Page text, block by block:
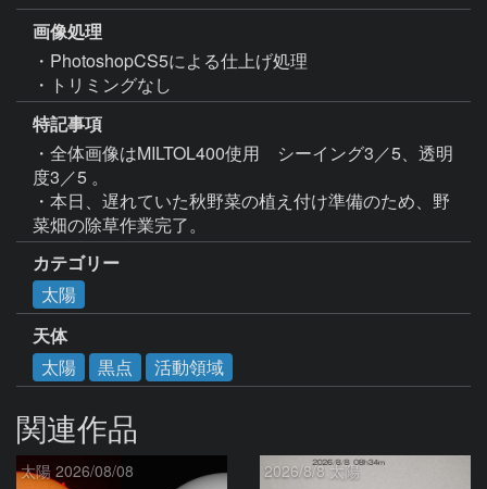
画像処理
・PhotoshopCS5による仕上げ処理
・トリミングなし
特記事項
・全体画像はMILTOL400使用　シーイング3／5、透明
度3／5 。
・本日、遅れていた秋野菜の植え付け準備のため、野
菜畑の除草作業完了。
カテゴリー
太陽
天体
太陽
黒点 活動領域
関連作品
太陽 2026/08/08 2026/8/8 太陽